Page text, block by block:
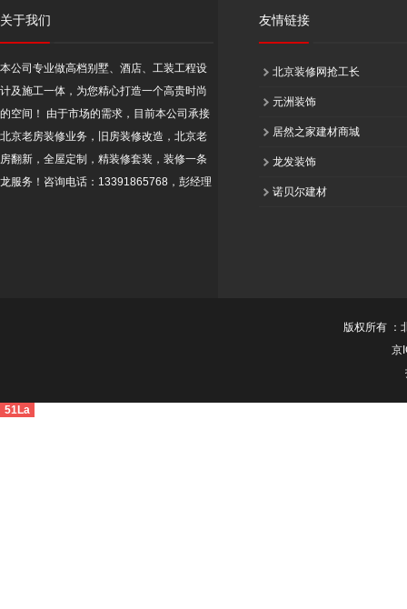
关于我们
本公司专业做高档别墅、酒店、工装工程设
计及施工一体，为您精心打造一个高贵时尚
的空间！ 由于市场的需求，目前本公司承接
北京老房装修业务，旧房装修改造，北京老
房翻新，全屋定制，精装修套装，装修一条
龙服务！咨询电话：13391865768，彭经理
友情链接
北京装修网抢工长
元洲装饰
居然之家建材商城
龙发装饰
诺贝尔建材
版权所有 ：
京
51La